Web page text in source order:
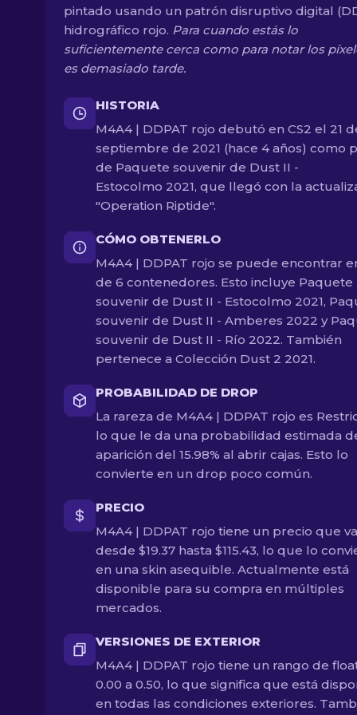
pintado usando un patrón disruptivo digital
hidrográfico rojo. Para cuando estás lo
suficientemente cerca como para notar los
es demasiado tarde.
HISTORIA
M4A4 | DDPAT rojo debutó en CS2 el 21
septiembre de 2021 (hace 4 años) como
de Paquete souvenir de Dust II -
Estocolmo 2021, que llegó con la
"Operation Riptide".
CÓMO OBTENERLO
M4A4 | DDPAT rojo se puede encontrar
de 6 contenedores. Esto incluye Paquete
souvenir de Dust II - Estocolmo 2021,
souvenir de Dust II - Amberes 2022 y
souvenir de Dust II - Río 2022. También
pertenece a Colección Dust 2 2021.
PROBABILIDAD DE DROP
La rareza de M4A4 | DDPAT rojo es
lo que le da una probabilidad estimada
aparición del 15.98% al abrir cajas. Esto lo
convierte en un drop poco común.
PRECIO
M4A4 | DDPAT rojo tiene un precio que va
desde $19.37 hasta $115.43, lo que lo
en una skin asequible. Actualmente está
disponible para su compra en múltiples
mercados.
VERSIONES DE EXTERIOR
M4A4 | DDPAT rojo tiene un rango de
0.00 a 0.50, lo que significa que está
en todas las condiciones exteriores.